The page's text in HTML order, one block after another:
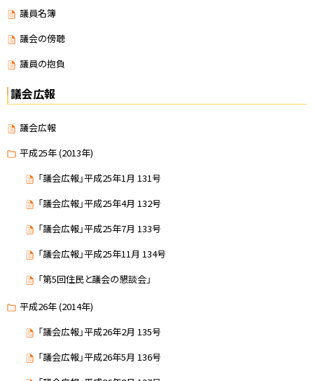
に
る
議員名簿
議会の傍聴
議員の抱負
議会広報
議会広報
平成25年 (2013年)
「議会広報」平成25年1月 131号
「議会広報」平成25年4月 132号
「議会広報」平成25年7月 133号
「議会広報」平成25年11月 134号
「第5回住民と議会の懇談会」
平成26年 (2014年)
「議会広報」平成26年2月 135号
「議会広報」平成26年5月 136号